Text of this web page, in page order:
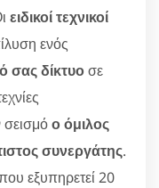
ειδικοί τεχνικοί
ενός
σας δίκτυοσε
σεισμόο όμιλος
συνεργάτης.
εξυπηρετεί 20